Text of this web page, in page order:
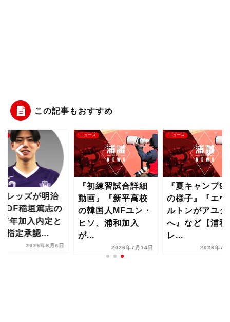
この記事もおすすめ
レッズが明治
DF稲垣篤志の
年加入内定と
指定承認...
2026年8月6日
ニュース
『初練習試合詳細
動画』『新平高校
の韓国人MFユン・
ヒソ、浦和加入
が...
2026年7月14日
ニュース
『夏キャンプ9
の様子』『エヴ
ルトンがアユタ
へ』など【浦和
レ...
2026年7